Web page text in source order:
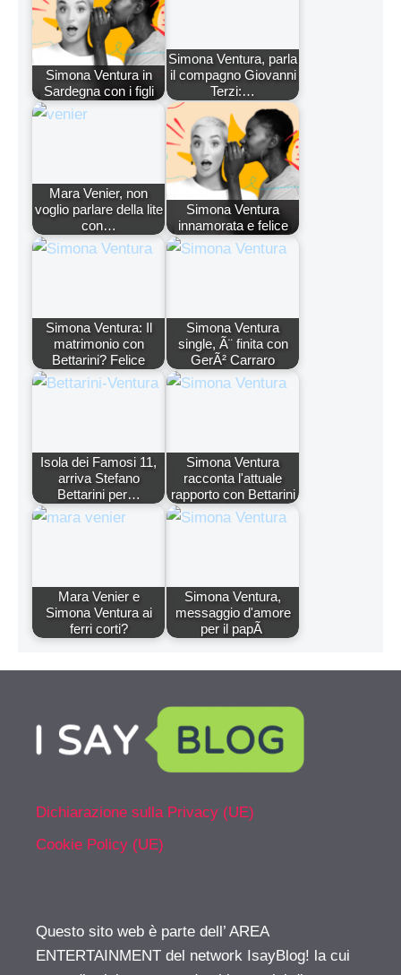
Simona Ventura in
Sardegna con i figli
Simona Ventura, parla
il compagno Giovanni
Terzi:…
Mara Venier, non
voglio parlare della lite
con…
Simona Ventura
innamorata e felice
Simona Ventura: Il
matrimonio con
Bettarini? Felice
Simona Ventura
single, Ã¨ finita con
GerÃ² Carraro
Isola dei Famosi 11,
arriva Stefano
Bettarini per…
Simona Ventura
racconta l'attuale
rapporto con Bettarini
Mara Venier e
Simona Ventura ai
ferri corti?
Simona Ventura,
messaggio d'amore
per il papÃ
Dichiarazione sulla Privacy (UE)
Cookie Policy (UE)
Questo sito web è parte dell’ AREA
ENTERTAINMENT del network IsayBlog! la cui